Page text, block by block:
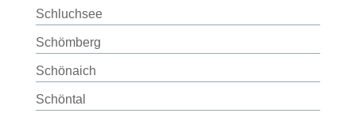
Schluchsee
Schömberg
Schönaich
Schöntal